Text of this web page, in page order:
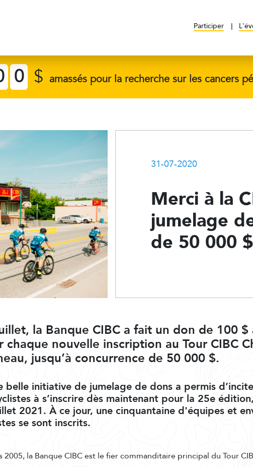
Participer
0 $ amassés pour la recherche sur les cancers
31-07-2020
Merci à la
jumelage
de 50 000 $
la Banque CIBC a fait un don de 100
chaque nouvelle inscription au Tour CIBC
jusqu’à concurrence de 50 000 $.
belle initiative de jumelage de dons a permis
à s’inscrire dès maintenant pour la 25e
2021. À ce jour, une cinquantaine d'équipes et
se sont inscrits.
2005, la Banque CIBC est le fier commanditaire principal du Tour